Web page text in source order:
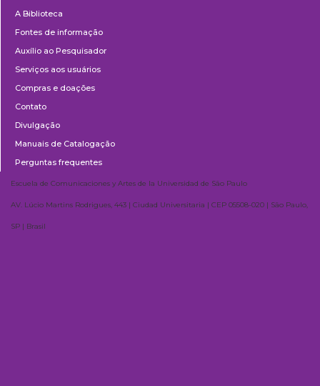
A Biblioteca
Fontes de informação
Auxílio ao Pesquisador
Serviços aos usuários
Compras e doações
Contato
Divulgação
Manuais de Catalogação
Perguntas frequentes
Escuela de Comunicaciones y Artes de la Universidad de São Paulo
AV. Lúcio Martins Rodrigues, 443 | Ciudad Universitaria | CEP 05508-020 | São Paulo,
SP | Brasil